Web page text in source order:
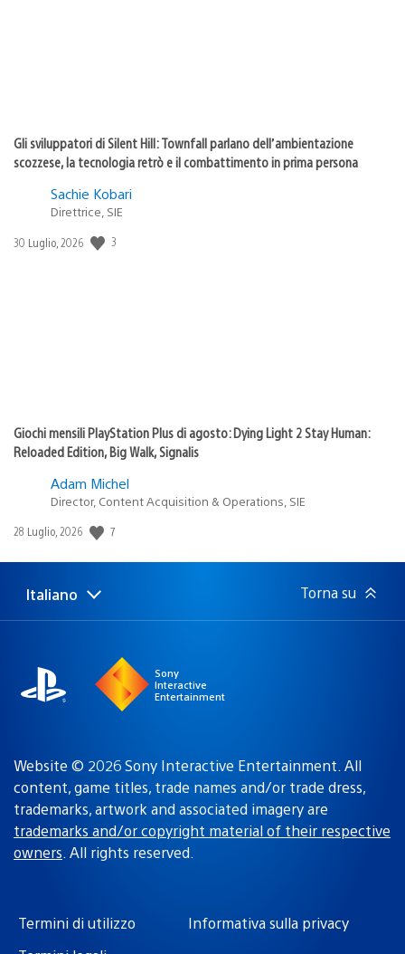
Gli sviluppatori di Silent Hill: Townfall parlano dell’ambientazione
scozzese, la tecnologia retrò e il combattimento in prima persona
Sachie Kobari
Direttrice, SIE
Data
30 Luglio, 2026 3
Giochi mensili PlayStation Plus di agosto: Dying Light 2 Stay Human:
Reloaded Edition, Big Walk, Signalis
Adam Michel
Director, Content Acquisition & Operations, SIE
Data
pubblicazione:
28 Luglio, 2026 7
Seleziona
Regione
Italiano Torna su
Sony
Interactive
Entertainment
Website © 2026 Sony Interactive Entertainment. All
content, game titles, trade names and/or trade dress,
trademarks, artwork and associated imagery are
trademarks and/or copyright material of their respective
owners. All rights reserved.
Termini di utilizzo
Informativa sulla privacy